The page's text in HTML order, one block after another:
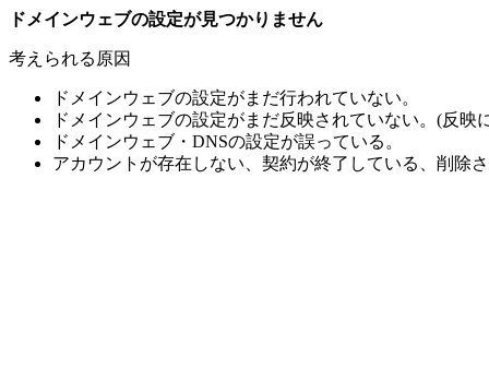
ドメインウェブの設定が見つかりません
考えられる原因
ドメインウェブの設定がまだ行われていない。
ドメインウェブの設定がまだ反映されていない。(反
ドメインウェブ・DNSの設定が誤っている。
アカウントが存在しない、契約が終了している、削除